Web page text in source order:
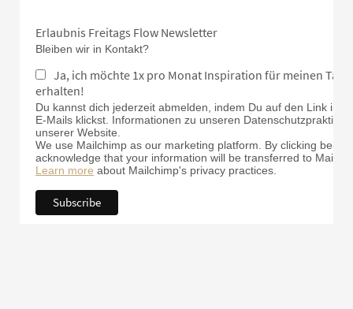
Erlaubnis Freitags Flow Newsletter
Bleiben wir in Kontakt?
Ja, ich möchte 1x pro Monat Inspiration für meinen
erhalten!
Du kannst dich jederzeit abmelden, indem Du auf den Link in
E-Mails klickst. Informationen zu unseren
unserer Website.
We use Mailchimp as our marketing platform. By clicking
acknowledge that your information will be transferred to
Learn more about Mailchimp's privacy practices.